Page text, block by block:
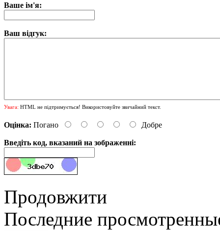
Ваше ім'я:
Ваш відгук:
Увага: HTML не підтримується! Використовуйте звичайний текст.
Оцінка: Погано Добре
Введіть код, вказаний на зображенні:
Продовжити
Последние